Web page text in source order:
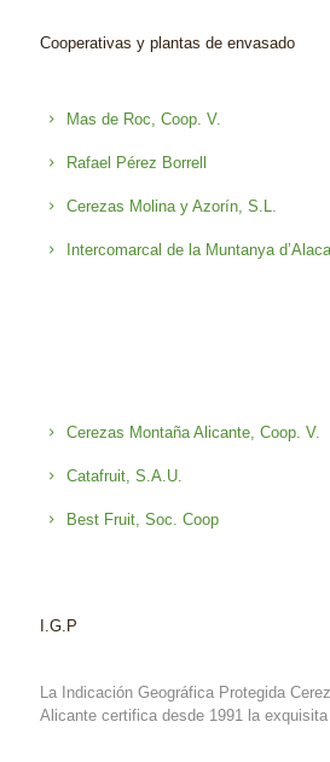
Cooperativas y plantas de envasado
Mas de Roc, Coop. V.
Rafael Pérez Borrell
Cerezas Molina y Azorín, S.L.
Intercomarcal de la Muntanya
Cerezas Montaña Alicante, Coop. V.
Catafruit, S.A.U.
Best Fruit, Soc. Coop
I.G.P
La Indicación Geográfica Protegida
Alicante certifica desde 1991 la